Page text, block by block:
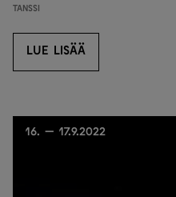
Tanssi
LUE LISÄÄ
LUE LISÄÄ
16. — 17.9.2022